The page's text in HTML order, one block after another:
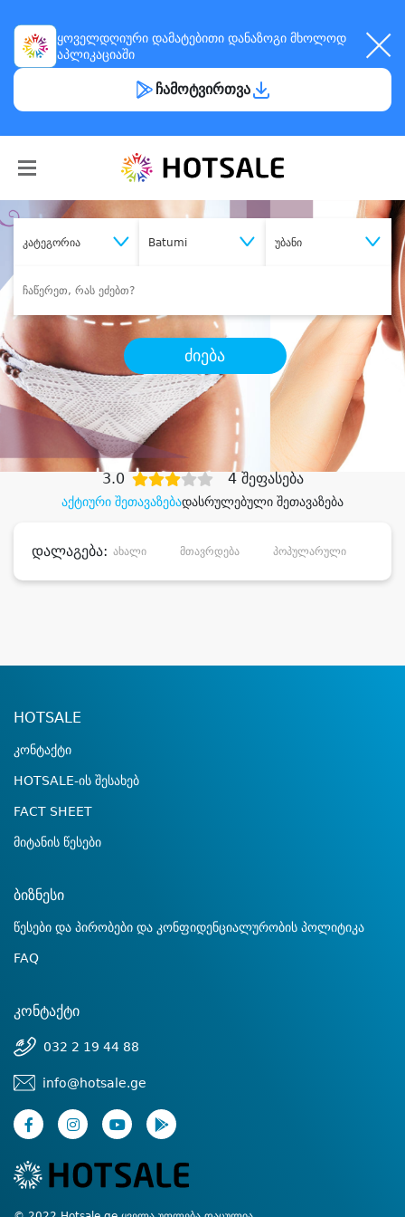
ყოველდღიური დამატებითი დანაზოგი მხოლოდ
აპლიკაციაში
ჩამოტვირთვა
კატეგორია Batumi უბანი
ძიება
შეიძინესასურველი მომსახურება
დიდი დანაზოგით
აქტიური შეთავაზებადასრულებული შეთავაზება
3.0 4 შეფასება
დალაგება: ახალი მთავრდება პოპულარული
HOTSALE
კონტაქტი
HOTSALE-ის შესახებ
FACT SHEET
მიტანის წესები
ბიზნესი
წესები და პირობები და კონფიდენციალურობის პოლიტიკა
FAQ
კონტაქტი
032 2 19 44 88
info@hotsale.ge